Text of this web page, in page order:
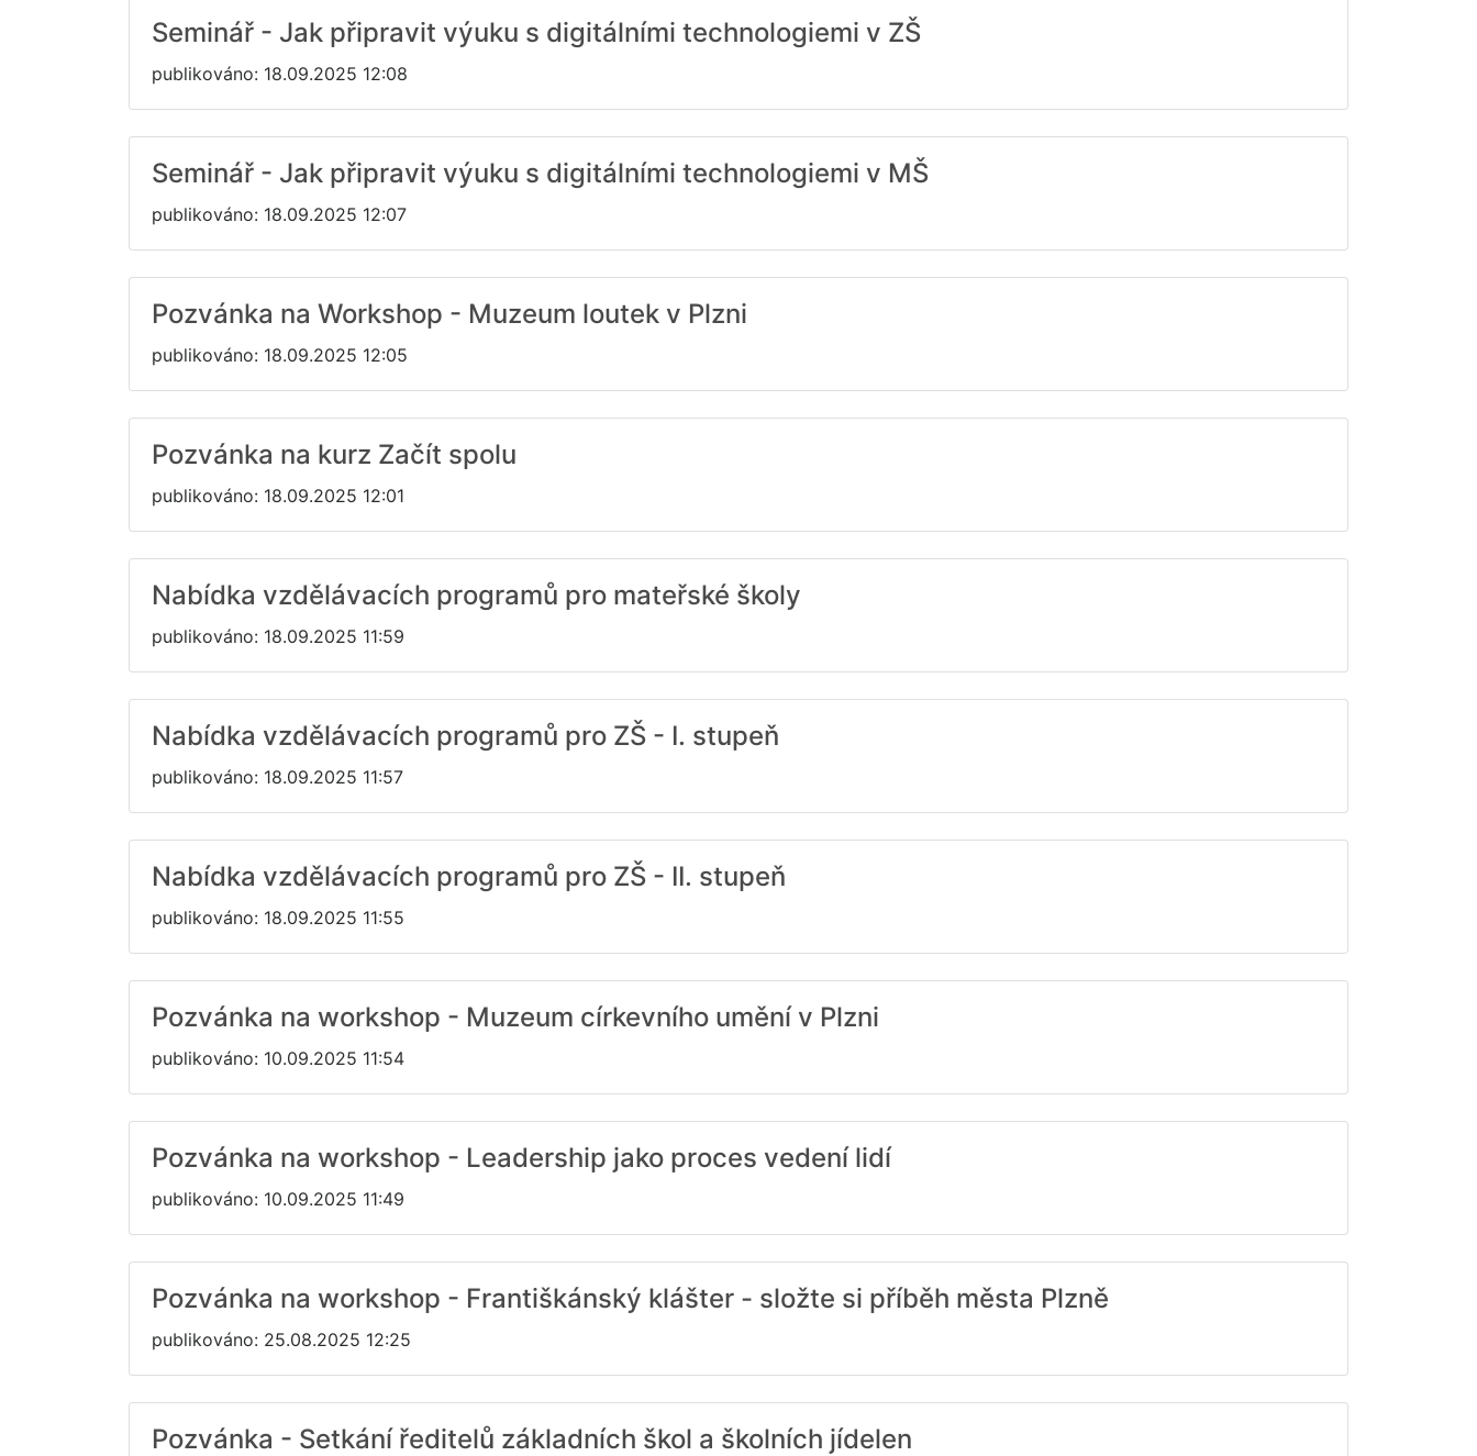
Seminář - Jak připravit výuku s digitálními technologiemi v ZŠ
publikováno: 18.09.2025 12:08
Seminář - Jak připravit výuku s digitálními technologiemi v MŠ
publikováno: 18.09.2025 12:07
Pozvánka na Workshop - Muzeum loutek v Plzni
publikováno: 18.09.2025 12:05
Pozvánka na kurz Začít spolu
publikováno: 18.09.2025 12:01
Nabídka vzdělávacích programů pro mateřské školy
publikováno: 18.09.2025 11:59
Nabídka vzdělávacích programů pro ZŠ - I. stupeň
publikováno: 18.09.2025 11:57
Nabídka vzdělávacích programů pro ZŠ - II. stupeň
publikováno: 18.09.2025 11:55
Pozvánka na workshop - Muzeum církevního umění v Plzni
publikováno: 10.09.2025 11:54
Pozvánka na workshop - Leadership jako proces vedení lidí
publikováno: 10.09.2025 11:49
Pozvánka na workshop - Františkánský klášter - složte si příběh města Plzně
publikováno: 25.08.2025 12:25
Pozvánka - Setkání ředitelů základních škol a školních jídelen